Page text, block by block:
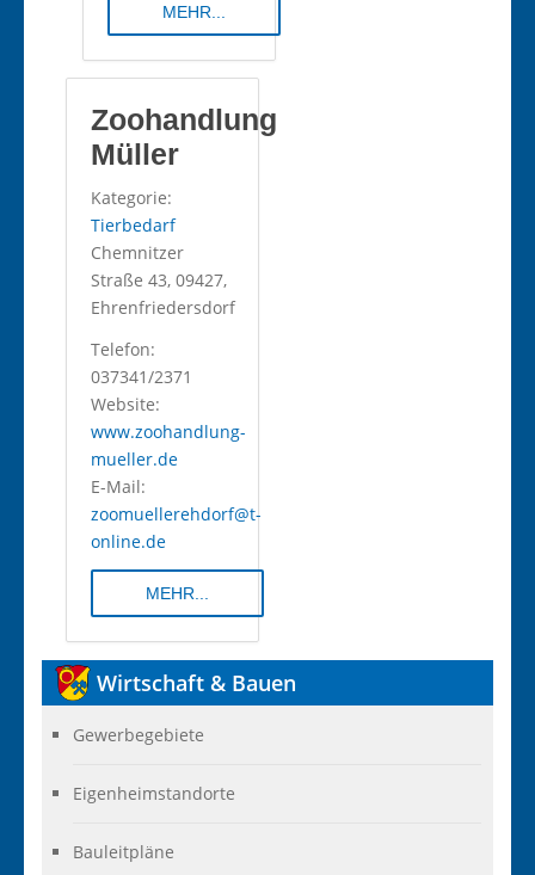
MEHR...
Zoohandlung
Müller
Kategorie:
Tierbedarf
Chemnitzer
Straße 43, 09427,
Ehrenfriedersdorf
Telefon:
037341/2371
Website:
www.zoohandlung-
mueller.de
E-Mail:
zoomuellerehdorf@t-
online.de
MEHR...
Wirtschaft & Bauen
Gewerbegebiete
Eigenheimstandorte
Bauleitpläne